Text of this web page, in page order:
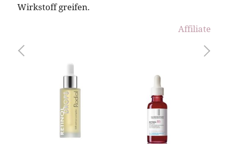
Wirkstoff greifen.
Affiliate